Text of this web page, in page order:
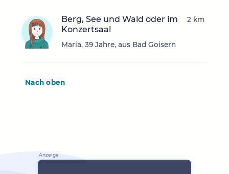
Berg, See und Wald oder im
Konzertsaal
Maria, 39 Jahre, aus Bad Goisern
2 km
Nach oben